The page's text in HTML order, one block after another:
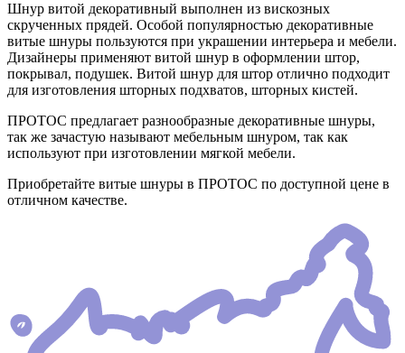
Шнур витой декоративный выполнен из вискозных
скрученных прядей. Особой популярностью декоративные
витые шнуры пользуются при украшении интерьера и мебели.
Дизайнеры применяют витой шнур в оформлении штор,
покрывал, подушек. Витой шнур для штор отлично подходит
для изготовления шторных подхватов, шторных кистей.
ПРОТОС предлагает разнообразные декоративные шнуры,
так же зачастую называют мебельным шнуром, так как
используют при изготовлении мягкой мебели.
Приобретайте витые шнуры в ПРОТОС по доступной цене в
отличном качестве.